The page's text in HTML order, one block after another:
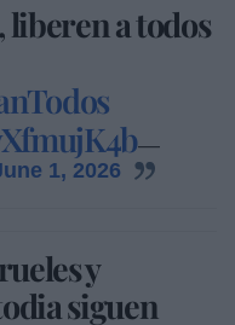
a todos
—
1, 2026
y
siguen